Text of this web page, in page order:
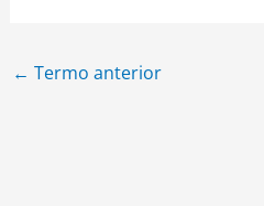
← Termo anterior